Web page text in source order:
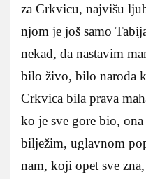
za Crkvicu, najvišu
njom je još samo
nekad, da nastavim
bilo živo, bilo naroda
Crkvica bila prava
ko je sve gore bio,
bilježim, uglavnom
nam, koji opet sve